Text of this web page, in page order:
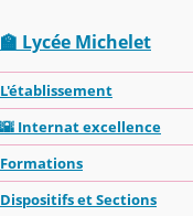
🏫 Lycée Michelet
L'établissement
🌇 Internat excellence
Formations
Dispositifs et Sections